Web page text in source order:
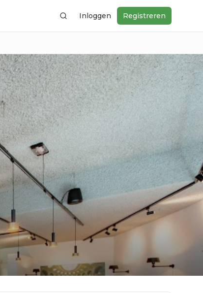
ZoekenInloggen Registreren